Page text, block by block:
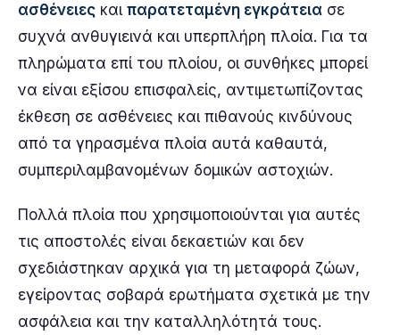
ασθένειες και παρατεταμένη εγκράτεια σε
συχνά ανθυγιεινά και υπερπλήρη πλοία. Για τα
πληρώματα επί του πλοίου, οι συνθήκες μπορεί
να είναι εξίσου επισφαλείς, αντιμετωπίζοντας
έκθεση σε ασθένειες και πιθανούς κινδύνους
από τα γηρασμένα πλοία αυτά καθαυτά,
συμπεριλαμβανομένων δομικών αστοχιών.
Πολλά πλοία που χρησιμοποιούνται για αυτές
τις αποστολές είναι δεκαετιών και δεν
σχεδιάστηκαν αρχικά για τη μεταφορά ζώων,
εγείροντας σοβαρά ερωτήματα σχετικά με την
ασφάλεια και την καταλληλότητά τους.